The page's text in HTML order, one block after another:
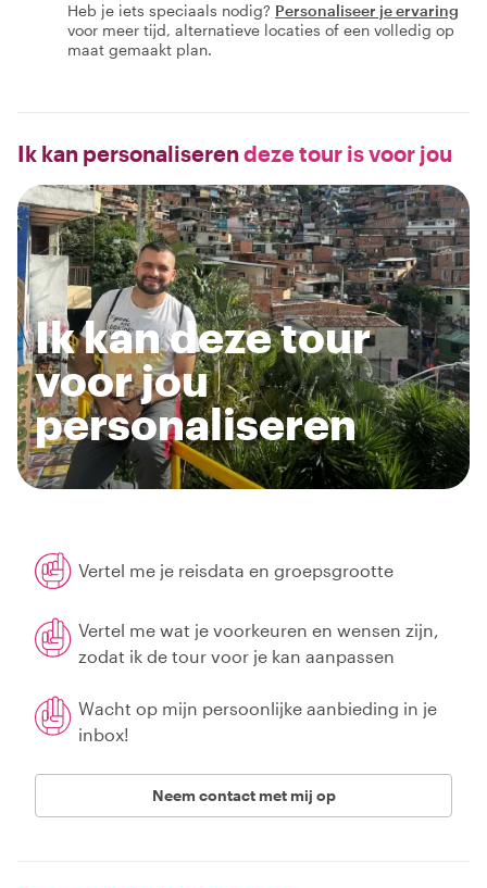
Heb je iets speciaals nodig? Personaliseer je ervaring
voor meer tijd, alternatieve locaties of een volledig op
maat gemaakt plan.
Ik kan personaliseren deze tour is voor jou
Ik kan deze tour
voor jou
personaliseren
Vertel me je reisdata en groepsgrootte
Vertel me wat je voorkeuren en wensen zijn,
zodat ik de tour voor je kan aanpassen
Wacht op mijn persoonlijke aanbieding in je
inbox!
Neem contact met mij op